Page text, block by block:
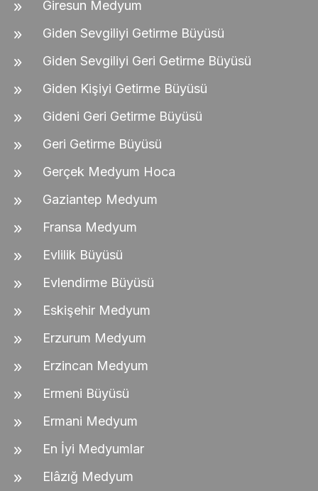
Giresun Medyum
Giden Sevgiliyi Getirme Büyüsü
Giden Sevgiliyi Geri Getirme Büyüsü
Giden Kişiyi Getirme Büyüsü
Gideni Geri Getirme Büyüsü
Geri Getirme Büyüsü
Gerçek Medyum Hoca
Gaziantep Medyum
Fransa Medyum
Evlilik Büyüsü
Evlendirme Büyüsü
Eskişehir Medyum
Erzurum Medyum
Erzincan Medyum
Ermeni Büyüsü
Ermani Medyum
En İyi Medyumlar
Elâzığ Medyum